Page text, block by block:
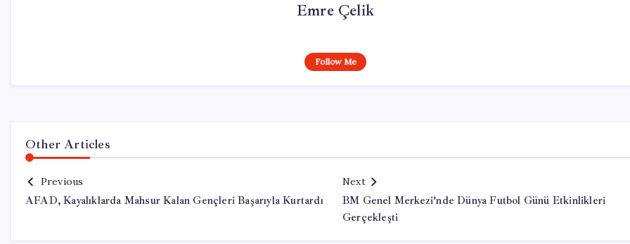
Emre Çelik
Follow Me
Other Articles
Previous
AFAD, Kayalıklarda Mahsur Kalan Gençleri Başarıyla Kurtardı
Next
BM Genel Merkezi’nde Dünya Futbol Günü Etkinlikleri
Gerçekleşti